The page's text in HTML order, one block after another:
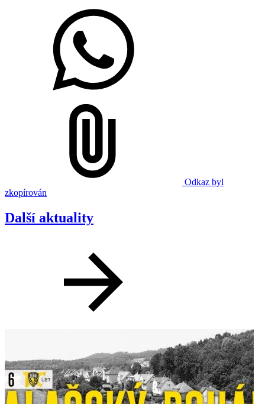
Odkaz byl
zkopírován
Další aktuality